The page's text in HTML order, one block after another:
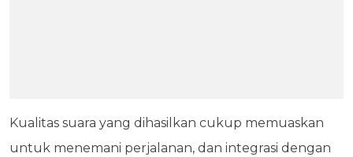
Kualitas suara yang dihasilkan cukup memuaskan
untuk menemani perjalanan, dan integrasi dengan